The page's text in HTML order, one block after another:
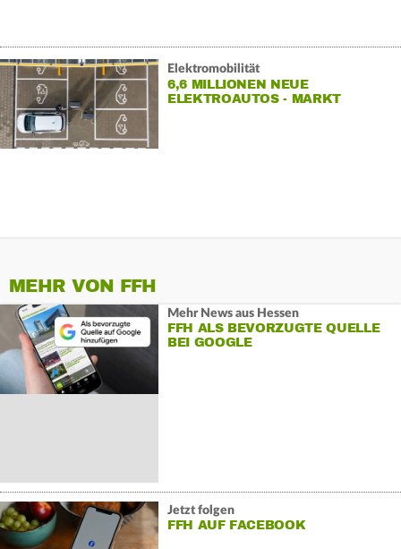
Elektromobilität
6,6 MILLIONEN NEUE
ELEKTROAUTOS - MARKT
MEHR VON FFH
Mehr News aus Hessen
FFH ALS BEVORZUGTE QUELLE
BEI GOOGLE
Jetzt folgen
FFH AUF FACEBOOK